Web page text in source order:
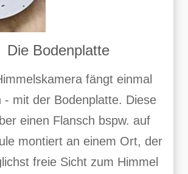
Die Bodenplatte
fängt einmal
- mit der Bodenplatte. Diese
einen Flansch bspw. auf
montiert an einem Ort, der
freie Sicht zum Himmel